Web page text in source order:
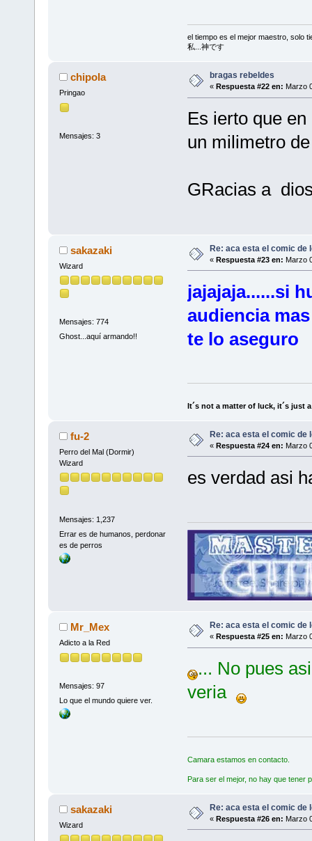
el tiempo es el mejor maestro, solo
私...神です
chipola
Pringao
Mensajes: 3
bragas rebeldes
« Respuesta #22 en: Marzo
Es ierto que
un milimetro
GRacias a
sakazaki
Wizard
Mensajes: 774
Ghost...aquí armando!!
Re: aca esta el comic de
« Respuesta #23 en: Marzo
jajajaja......si
audiencia
te lo aseguro
It´s not a matter of luck, it´s just
fu-2
Perro del Mal (Dormir)
Wizard
Mensajes: 1,237
Errar es de humanos, perdonar
es de perros
Re: aca esta el comic de
« Respuesta #24 en: Marzo
es verdad asi
Mr_Mex
Adicto a la Red
Mensajes: 97
Lo que el mundo quiere ver.
Re: aca esta el comic de
« Respuesta #25 en: Marzo
... No pues
veria
Camara estamos en contacto.
Para ser el mejor, no hay que tener
sakazaki
Wizard
Re: aca esta el comic de
« Respuesta #26 en: Marzo